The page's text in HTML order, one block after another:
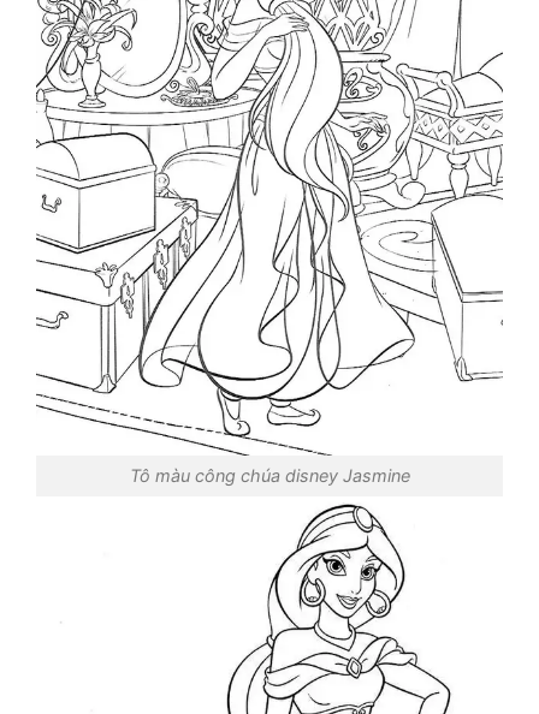
Tô màu công chúa disney Jasmine